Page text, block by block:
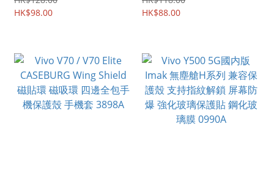
HK$98.00
護貼 鋼化玻璃膜 1021A
HK$88.00